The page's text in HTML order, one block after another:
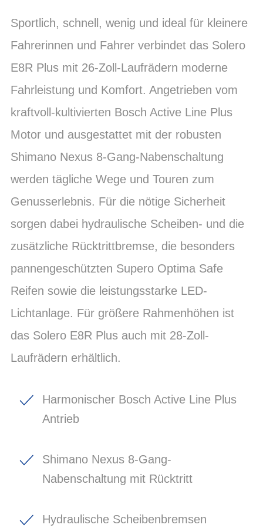
Sportlich, schnell, wenig und ideal für kleinere
Fahrerinnen und Fahrer verbindet das Solero
E8R Plus mit 26-Zoll-Laufrädern moderne
Fahrleistung und Komfort. Angetrieben vom
kraftvoll-kultivierten Bosch Active Line Plus
Motor und ausgestattet mit der robusten
Shimano Nexus 8-Gang-Nabenschaltung
werden tägliche Wege und Touren zum
Genusserlebnis. Für die nötige Sicherheit
sorgen dabei hydraulische Scheiben- und die
zusätzliche Rücktrittbremse, die besonders
pannengeschützten Supero Optima Safe
Reifen sowie die leistungsstarke LED-
Lichtanlage. Für größere Rahmenhöhen ist
das Solero E8R Plus auch mit 28-Zoll-
Laufrädern erhältlich.
Harmonischer Bosch Active Line Plus
Antrieb
Shimano Nexus 8-Gang-
Nabenschaltung mit Rücktritt
Hydraulische Scheibenbremsen